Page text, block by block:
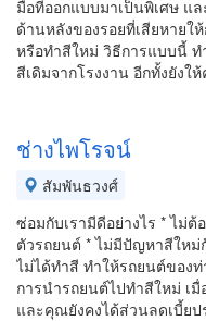
มือที่ออกแบบมาเป็นพิเศษ แ
ด้านหลังของรอยที่เสียหายใ
หรือทำสีใหม่ วิธีการแบบนี้
สีเดิมจากโรงงาน อีกทั้งยัง
ช่างไพโรจน์
สัมพันธวงศ์
ซ่อมกับเรามีดีอย่างไร * ไม่
ตัวรถยนต์ * ไม่มีปัญหาสีใหม่
ไม่ได้ทำสี ทำให้รถยนต์ของ
การนำรถยนต์ไปทำสีใหม่ เ
และคุณยังคงได้ส่วนลดเบี้ย